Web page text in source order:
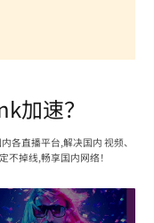
加速？
各直播平台,解决国内 视频、
不掉线,畅享国内网络！